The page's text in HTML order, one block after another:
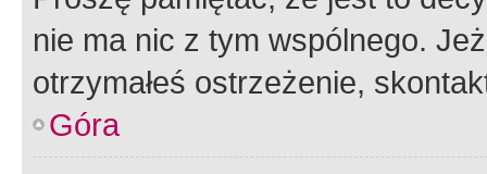
nie ma nic z tym wspólnego.
otrzymałeś ostrzeżenie,
Góra